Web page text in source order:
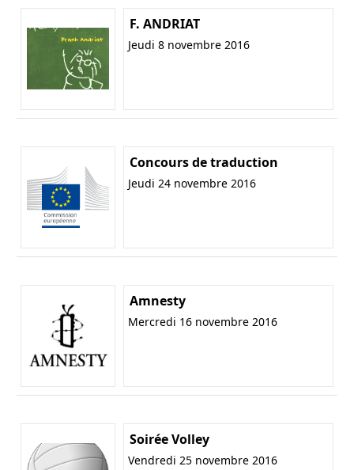
F. ANDRIAT
Jeudi 8 novembre 2016
Concours de traduction
Jeudi 24 novembre 2016
Amnesty
Mercredi 16 novembre 2016
Soirée Volley
Vendredi 25 novembre 2016